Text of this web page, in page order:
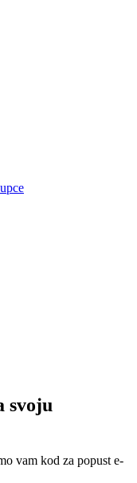
svoju
vam kod za popust e-